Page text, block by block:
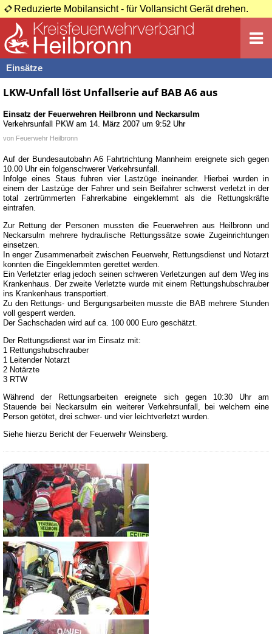
Reduzierte Mobilansicht - für Vollansicht Gerät drehen.
Einsätze
LKW-Unfall löst Unfallserie auf BAB A6 aus
Einsatz der Feuerwehren Heilbronn und Neckarsulm
Verkehrsunfall PKW am 14. März 2007 um 9:52 Uhr
von Feuerwehr Heilbronn
Auf der Bundesautobahn A6 Fahrtrichtung Mannheim ereignete sich gegen
10.00 Uhr ein folgenschwerer Verkehrsunfall.
Infolge eines Staus fuhren vier Lastzüge ineinander. Hierbei wurden in
einem der Lastzüge der Fahrer und sein Beifahrer schwerst verletzt in der
total zertrümmerten Fahrerkabine eingeklemmt als die Rettungskräfte
eintrafen.
Zur Rettung der Personen mussten die Feuerwehren aus Heilbronn und
Neckarsulm mehrere hydraulische Rettungssätze sowie Zugeinrichtungen
einsetzen.
In enger Zusammenarbeit zwischen Feuerwehr, Rettungsdienst und Notarzt
konnten die Eingeklemmten gerettet werden.
Ein Verletzter erlag jedoch seinen schweren Verletzungen auf dem Weg ins
Krankenhaus. Der zweite Verletzte wurde mit einem Rettungshubschrauber
ins Krankenhaus transportiert.
Zu den Rettungs- und Bergungsarbeiten musste die BAB mehrere Stunden
voll gesperrt werden.
Der Sachschaden wird auf ca. 100 000 Euro geschätzt.
Der Rettungsdienst war im Einsatz mit:
1 Rettungshubschrauber
1 Leitender Notarzt
2 Notärzte
3 RTW
Während der Rettungsarbeiten ereignete sich gegen 10:30 Uhr am
Stauende bei Neckarsulm ein weiterer Verkehrsunfall, bei welchem eine
Person getötet, drei schwer- und vier leichtverletzt wurden.
Siehe hierzu Bericht der Feuerwehr Weinsberg.